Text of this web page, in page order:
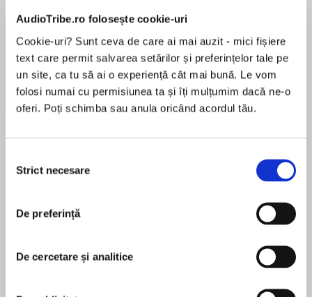
AudioTribe.ro folosește cookie-uri
Cookie-uri? Sunt ceva de care ai mai auzit - mici fișiere
text care permit salvarea setărilor și preferințelor tale pe
un site, ca tu să ai o experiență cât mai bună. Le vom
folosi numai cu permisiunea ta și îți mulțumim dacă ne-o
oferi. Poți schimba sau anula oricând acordul tău.
consimțământului
Strict necesare
De preferință
De cercetare și analitice
Desprecarte
The Newbery Medal–winning classic novel
about the courage and faith—and the love of a
dog—that give a family strength in the face of
The boy knows that times are tough for his
family. Every night, his father goes out hunting
food on the table. But even with the little they
bring back, there is still never enough for the
În acest moment nu există recenzii
William H. Armstrong
Virginia. He graduated from Hampden-Sydney